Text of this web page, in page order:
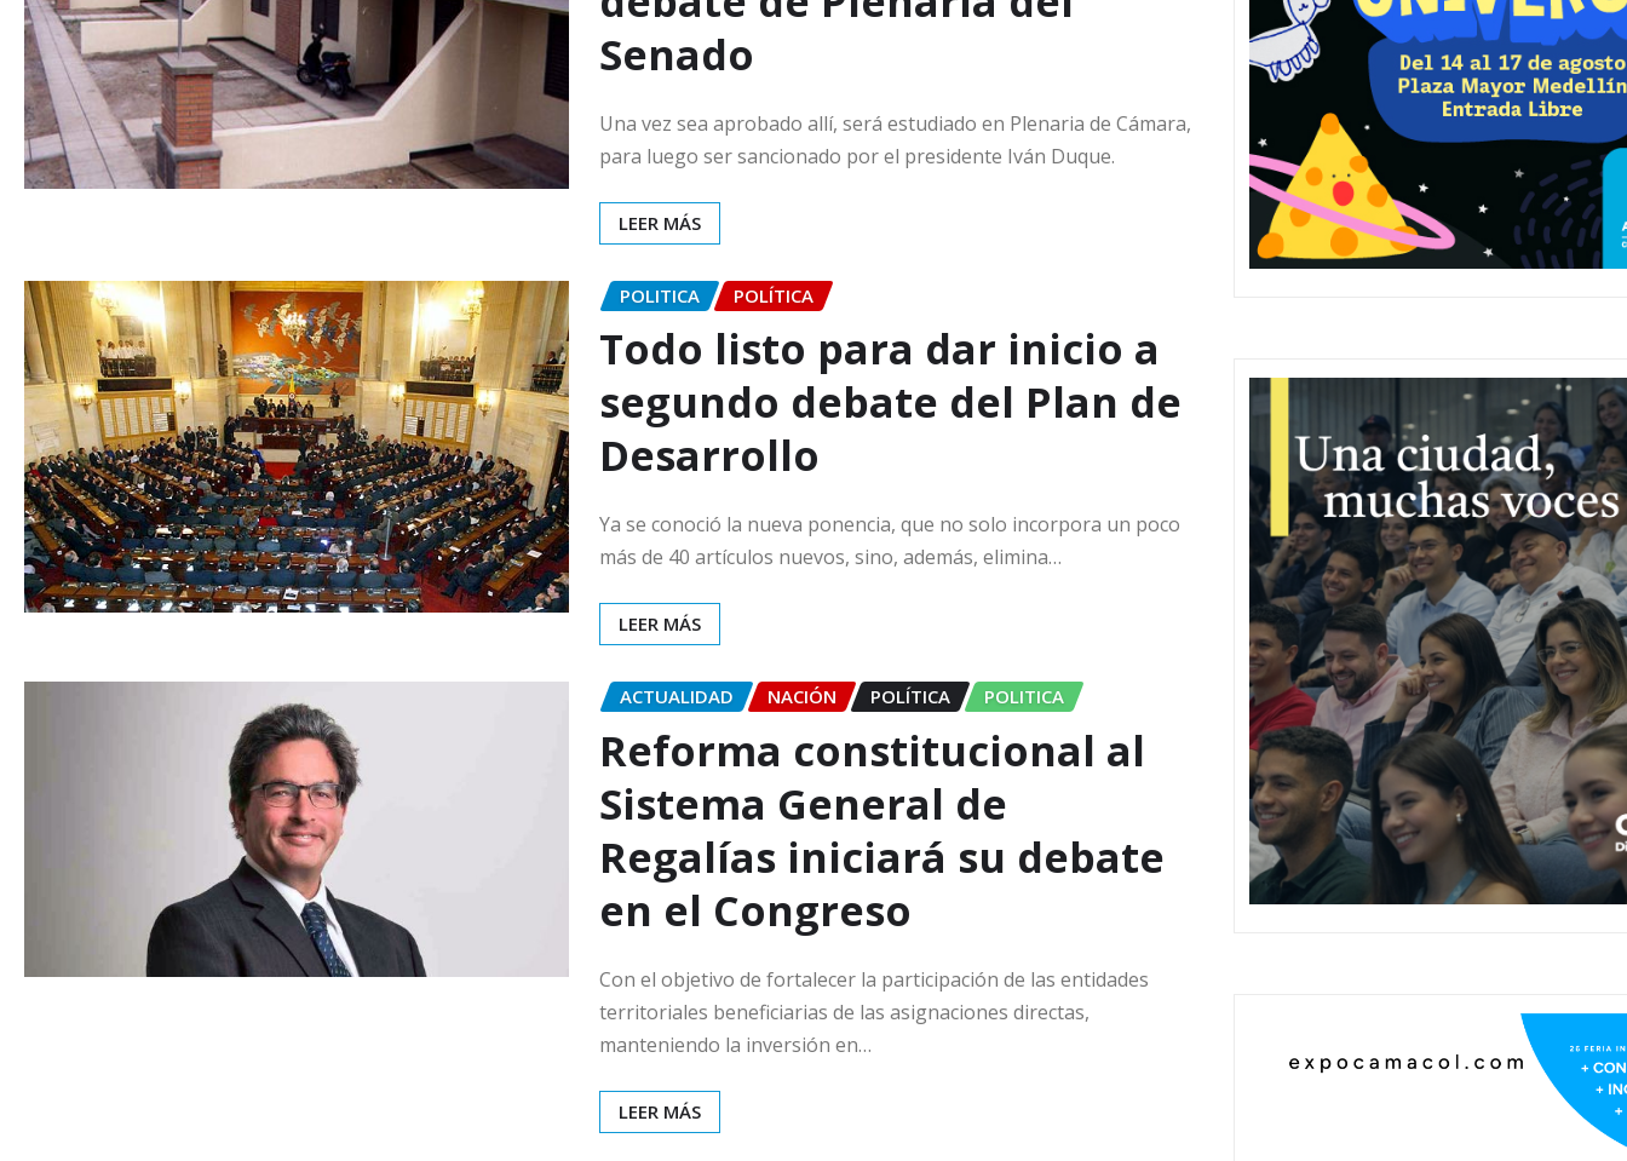
Senado
Una vez sea aprobado allí, será estudiado en Plenaria de Cámara,
para luego ser sancionado por el presidente Iván Duque.
LEER MÁS
POLITICA POLÍTICA
Todo listo para dar inicio a
segundo debate del Plan de
Desarrollo
Ya se conoció la nueva ponencia, que no solo incorpora un poco
más de 40 artículos nuevos, sino, además, elimina…
LEER MÁS
ACTUALIDAD NACIÓN POLÍTICA POLITICA
Reforma constitucional al
Sistema General de
Regalías iniciará su debate
en el Congreso
Con el objetivo de fortalecer la participación de las entidades
territoriales beneficiarias de las asignaciones directas,
manteniendo la inversión en…
LEER MÁS